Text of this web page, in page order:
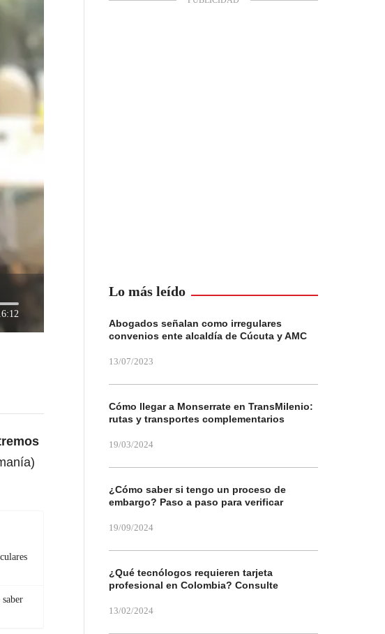
Lo más leído
Abogados señalan como irregulares
convenios ente alcaldía de Cúcuta y AMC
13/07/2023
Cómo llegar a Monserrate en TransMilenio:
rutas y transportes complementarios
19/03/2024
¿Cómo saber si tengo un proceso de
embargo? Paso a paso para verificar
19/09/2024
¿Qué tecnólogos requieren tarjeta
profesional en Colombia? Consulte
13/02/2024